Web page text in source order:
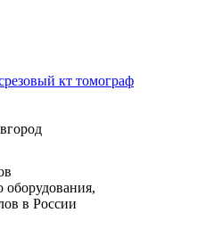
кт томограф
оборудования,
в России